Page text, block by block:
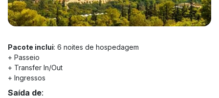
Pacote inclui: 6 noites de hospedagem
+ Passeio
+ Transfer In/Out
+ Ingressos
Saída de: